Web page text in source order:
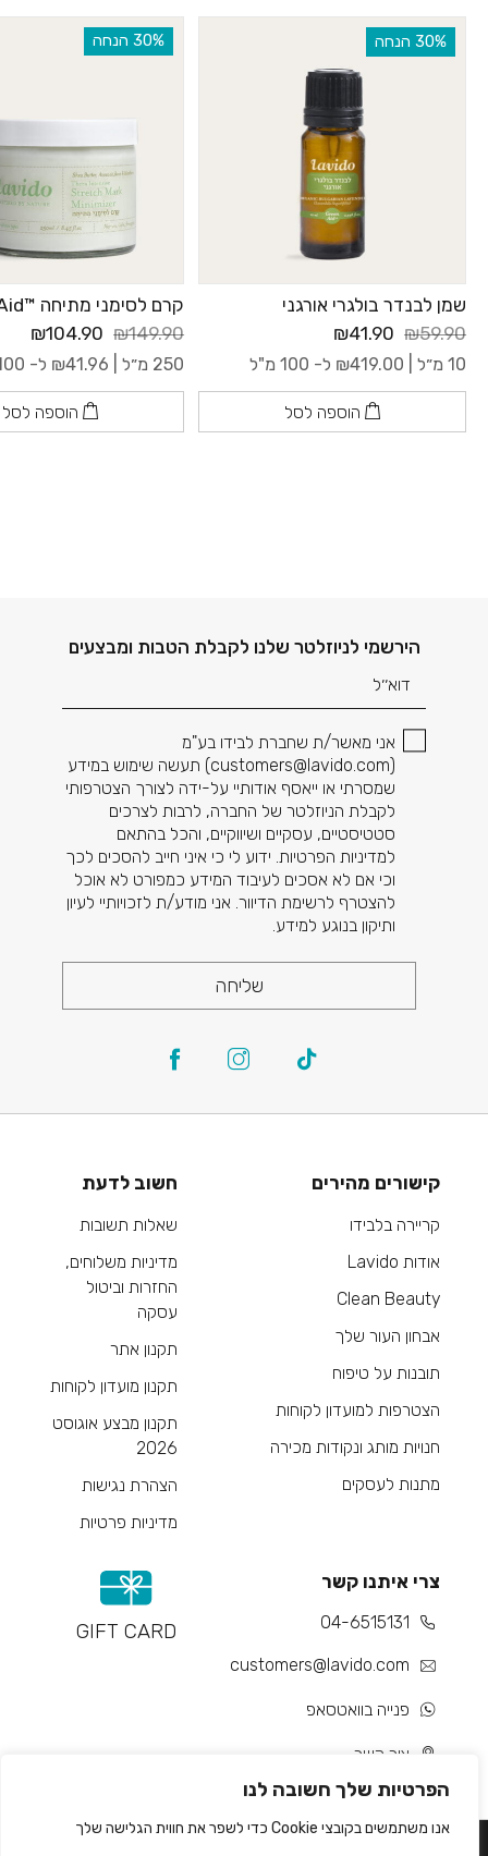
הפרטיות שלך חשובה לנו
אנו משתמשים בקובצי Cookie כדי לשפר את חווית הגלישה שלך
‫30% הנחה
שמן לבנדר בולגרי אורגני
₪59.90
₪41.90
10 מ״ל | ₪419.00 ל- 100 מ"ל
הוספה לסל
‫30% הנחה
קרם לסימני מתיחה ™GreenAid
₪149.90
₪104.90
250 מ״ל | ₪41.96 ל- 100 מ"ל
הוספה לסל
הירשמי לניוזלטר שלנו לקבלת הטבות ומבצעים
דוא׳׳ל
אני מאשר/ת שחברת לבידו בע"מ
(
customers@lavido.com) תעשה שימוש במידע
שמסרתי או ייאסף אודותיי על-ידה לצורך הצטרפותי
לקבלת הניוזלטר של החברה, לרבות לצרכים
סטטיסטיים, עסקיים ושיווקיים, והכל בהתאם
למדיניות הפרטיות. ידוע לי כי איני חייב להסכים לכך
וכי אם לא אסכים לעיבוד המידע כמפורט לא אוכל
להצטרף לרשימת הדיוור. אני מודע/ת לזכויותיי לעיון
ותיקון בנוגע למידע.
שליחה
קישורים מהירים
קריירה בלבידו
אודות Lavido
Clean Beauty
אבחון העור שלך
תובנות על טיפוח
הצטרפות למועדון לקוחות
חנויות מותג ונקודות מכירה
מתנות לעסקים
חשוב לדעת
שאלות תשובות
מדיניות משלוחים,
החזרות וביטול
עסקה
תקנון אתר
תקנון מועדון לקוחות
תקנון מבצע אוגוסט
2026
הצהרת נגישות
מדיניות פרטיות
צרי איתנו קשר
04-6515131
customers@lavido.com
פנייה בוואטסאפ
צור קשר
GIFT CARD